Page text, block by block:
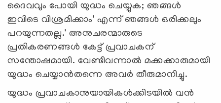
ദൈവവും പോയി യുദ്ധം ചെയ്യുക; ഞങ്ങള്‍
ഇവിടെ വിശ്രമിക്കാം' എന്ന് ഞങ്ങള്‍ ഒരിക്കലും
പറയുന്നതല്ല.' അനുചരന്മാരുടെ
പ്രതികരണങ്ങള്‍ കേട്ട് പ്രവാചകന്
സന്തോഷമായി. വേണ്ടിവന്നാല്‍ മക്കക്കാരുമായി
യുദ്ധം ചെയ്യാന്‍തന്നെ അവര്‍ തീരുമാനിച്ചു.
യുദ്ധം പ്രവാചകാനുയായികള്‍ക്കിടയില്‍ വന്‍